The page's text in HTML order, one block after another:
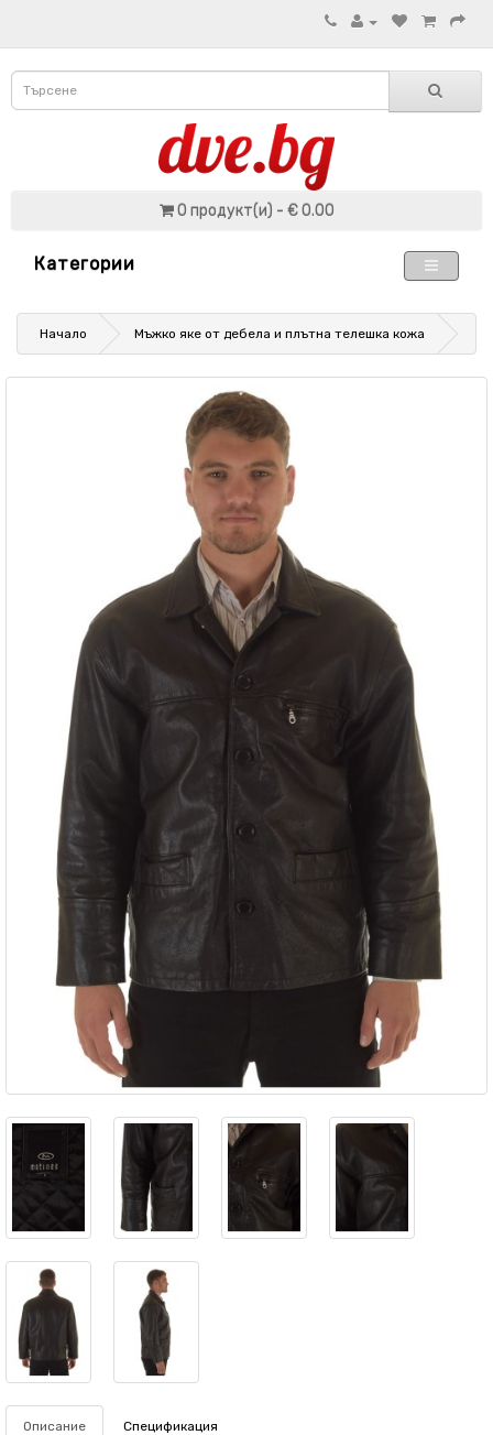
0 продукт(и) - € 0.00
Категории
Начало Мъжко яке от дебела и плътна телешка кожа
Описание Спецификация